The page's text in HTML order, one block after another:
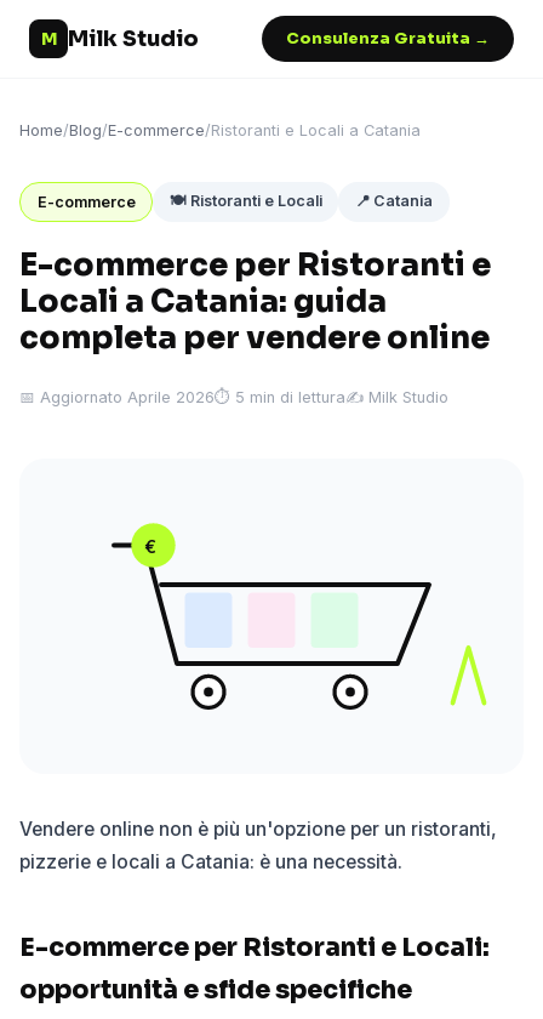
M Milk Studio Consulenza Gratuita →
Home/Blog/E-commerce/Ristoranti e Locali a Catania
E-commerce 🍽️ Ristoranti e Locali 📍 Catania
E-commerce per Ristoranti e
Locali a Catania: guida
completa per vendere online
📅 Aggiornato Aprile 2026⏱ 5 min di lettura✍️ Milk Studio
€
Vendere online non è più un'opzione per un ristoranti,
pizzerie e locali a Catania: è una necessità.
E-commerce per Ristoranti e Locali:
opportunità e sfide specifiche